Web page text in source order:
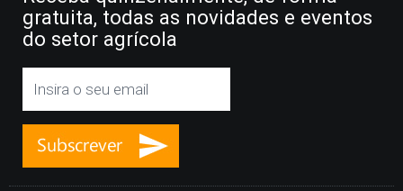
gratuita, todas as novidades e eventos
do setor agrícola